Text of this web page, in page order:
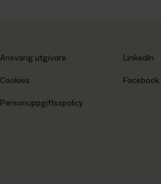
Ansvarig utgivare
Cookies
Personuppgiftsspolicy
LinkedIn
Facebook